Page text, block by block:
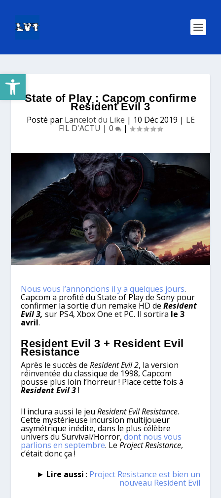
Ouvrir la barre d’outils
State of Play : Capcom confirme
Resident Evil 3
Posté par Lancelot du Like | 10 Déc 2019 | LE
FIL D'ACTU | 0 |
Nous vous l’annoncions il y a quelques jours.
Capcom a profité du State of Play de Sony pour
confirmer la sortie d’un remake HD deResident
Evil 3, sur PS4, Xbox One et PC. Il sortira le 3
avril.
Resident Evil 3 + Resident Evil
Resistance
Après le succès deResident Evil 2, la version
réinventée du classique de 1998, Capcom
pousse plus loin l’horreur ! Place cette fois à
Resident Evil 3!
Il inclura aussi le jeuResident Evil Resistance.
Cette mystérieuse incursion multijoueur
asymétrique inédite, dans le plus célèbre
univers du Survival/Horror,dont nous vous
parlions en septembre. LeProject Resistance,
c’était donc ça !
► Lire aussi : Project Resistance est bien un
nouveau Resident Evil